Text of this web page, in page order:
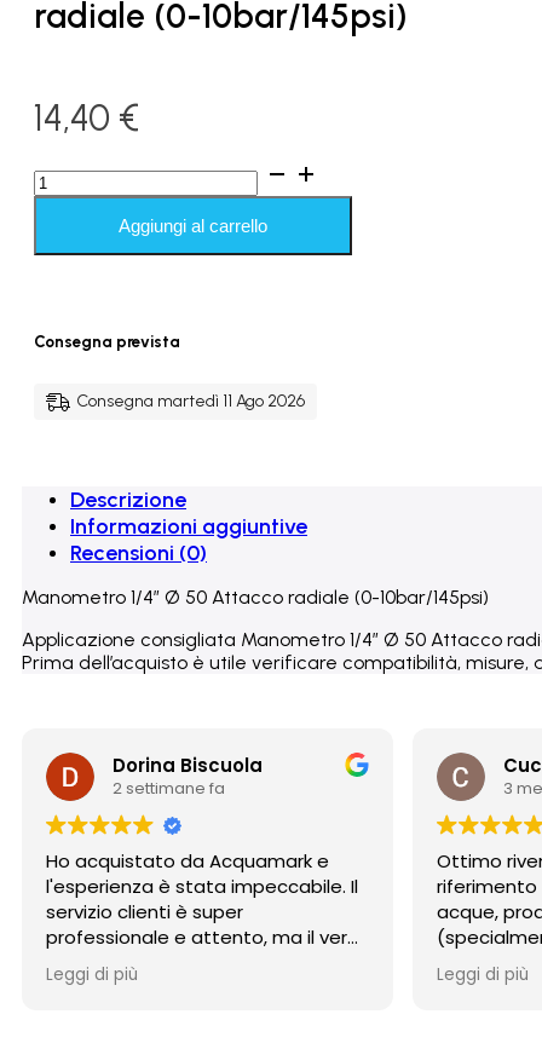
radiale (0-10bar/145psi)
14,40 €
Manometro
1/4"
Attacco
10bar/145psi)
quantità
Aggiungi al carrello
Consegna prevista
Consegna martedì 11 Ago 2026
Descrizione
Informazioni aggiuntive
Recensioni (0)
Manometro 1/4″ Ø 50 Attacco radiale (0-10bar/145psi)
Applicazione consigliata Manometro 1/4″ Ø 50 Attacco
Prima dell’acquisto è utile verificare compatibilità,
Dorina Biscuola
2 settimane fa
Ho acquistato da Acquamark e
l'esperienza è stata impeccabile. Il
servizio clienti è super
professionale e attento, ma il vero
punto di forza è stata la
spedizione: incredibilmente rapida
Leggi di più
3
Ottimo
acque,
osmosi) e
Leggi di più